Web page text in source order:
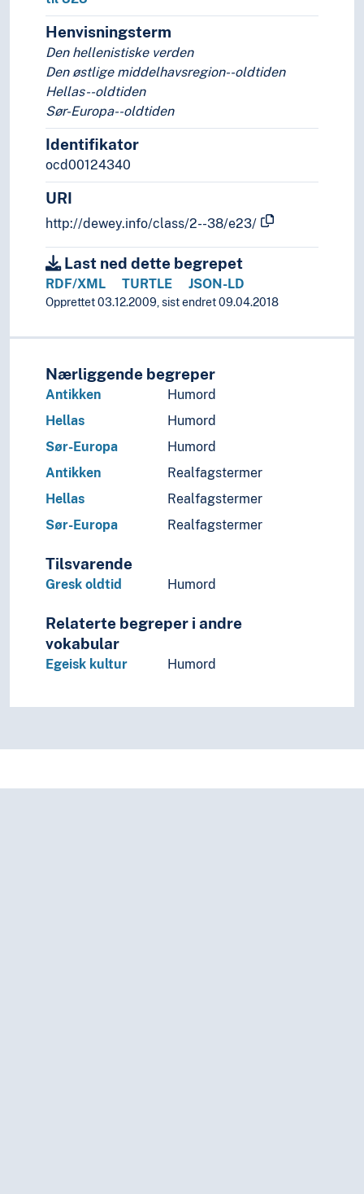
Henvisningsterm
Den hellenistiske verden
Den østlige middelhavsregion--oldtiden
Hellas--oldtiden
Sør-Europa--oldtiden
Identifikator
ocd00124340
URI
http://dewey.info/class/2--38/e23/
Last ned dette begrepet
RDF/XML TURTLE JSON-LD
Opprettet 03.12.2009, sist endret 09.04.2018
Nærliggende begreper
Antikken
Humord
Hellas
Humord
Sør-Europa
Humord
Antikken
Realfagstermer
Hellas
Realfagstermer
Sør-Europa
Realfagstermer
Tilsvarende
Gresk oldtid Humord
Relaterte begreper i andre
vokabular
Egeisk kultur Humord